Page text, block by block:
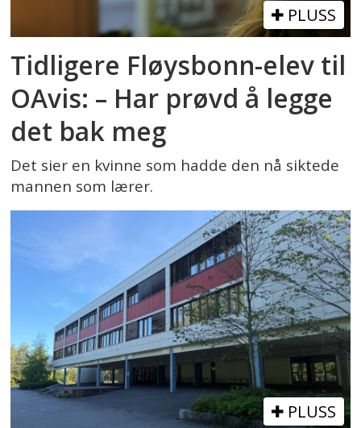
PLUSS
Tidligere Fløysbonn-elev til
OAvis: – Har prøvd å legge
det bak meg
Det sier en kvinne som hadde den nå siktede
mannen som lærer.
PLUSS